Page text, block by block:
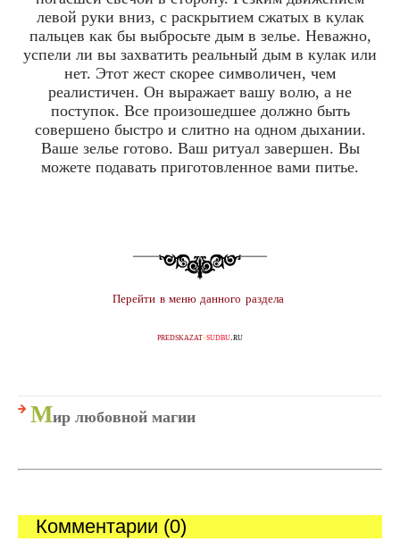
левой руки вниз, с раскрытием сжатых в кулак
пальцев как бы выбросьте дым в зелье. Неважно,
успели ли вы захватить реальный дым в кулак или
нет. Этот жест скорее символичен, чем
реалистичен. Он выражает вашу волю, а не
поступок. Все произошедшее должно быть
совершено быстро и слитно на одном дыхании.
Ваше зелье готово. Ваш ритуал завершен. Вы
можете подавать приготовленное вами питье.
Перейти в меню данного раздела
predskazat-sudbu .ru
Мир любовной магии
Комментарии (0)